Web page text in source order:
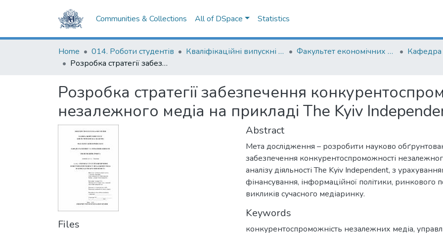
Communities & Collections All of DSpace Statistics
Home 014. Роботи студентів Кваліфікаційні випускні роботи здобувачів вищої освіти бакалаврських програм Факультет економічних наук
Розробка стратегії забезпечення конкурентоспроможності незалежного медіа на прикладі The Kyiv Independent
Розробка стратегії забезпечення
незалежного медіа на прикладі The Kyiv
Files
Abstract
Мета дослідження – розробити науково
забезпечення конкурентоспроможності
аналізу діяльності The Kyiv Independent, з
фінансування, інформаційної політики, ринкового
викликів сучасного медіаринку.
Keywords
конкурентоспроможність незалежних медіа,